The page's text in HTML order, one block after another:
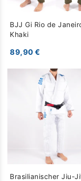
BJJ Gi Rio de
Khaki
89,90 €
Brasilianischer Jiu-